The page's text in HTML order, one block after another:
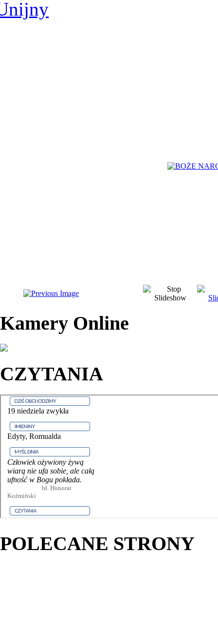
Kamery Online
CZYTANIA
POLECANE STRONY